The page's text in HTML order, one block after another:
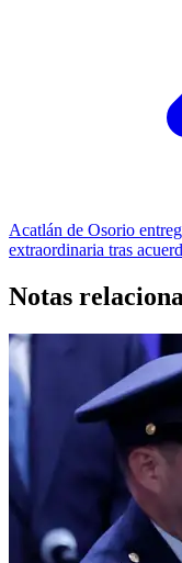
Acatlán de Osorio
extraordinaria tras
Notas